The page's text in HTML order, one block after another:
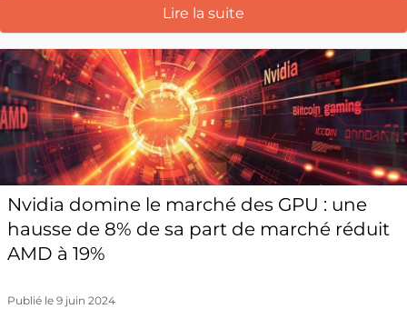
Lire la suite
Nvidia domine le marché des GPU : une
hausse de 8% de sa part de marché réduit
AMD à 19%
Publié le 9 juin 2024